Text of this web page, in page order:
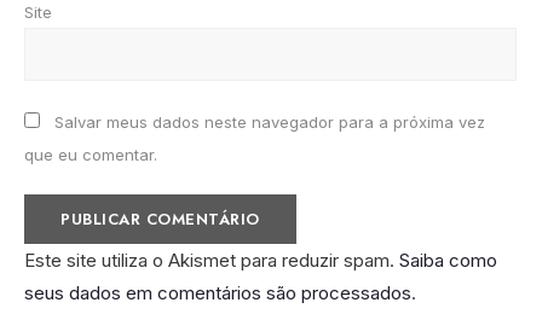
Site
Salvar meus dados neste navegador para a próxima vez
que eu comentar.
Este site utiliza o Akismet para reduzir spam. Saiba como
seus dados em comentários são processados.